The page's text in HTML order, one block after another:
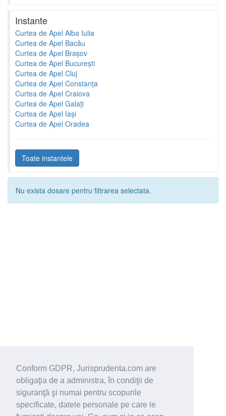
Conform GDPR, Jurisprudenta.com are
obligaţia de a administra, în condiţii de
siguranţă şi numai pentru scopurile
specificate, datele personale pe care le
Instante
Curtea de Apel Alba Iulia
Curtea de Apel Bacău
Curtea de Apel Brașov
Curtea de Apel București
Curtea de Apel Cluj
Curtea de Apel Constanța
Curtea de Apel Craiova
Curtea de Apel Galați
Curtea de Apel Iași
Curtea de Apel Oradea
Toate instantele
Nu exista dosare pentru filtrarea selectata.